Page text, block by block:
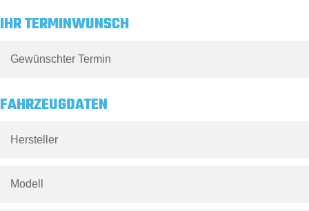
IHR TERMINWUNSCH
FAHRZEUGDATEN